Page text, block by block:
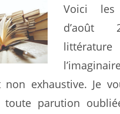
Voici les
d’août
non exhaustive. Je
toute parution